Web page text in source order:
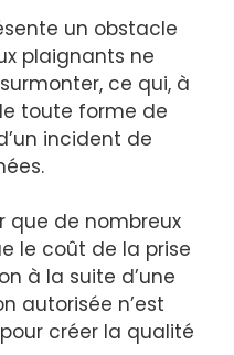
un obstacle
plaignants ne
ce qui, à
toute forme de
incident de
que de nombreux
le coût de la prise
à la suite d’une
autorisée n’est
créer la qualité